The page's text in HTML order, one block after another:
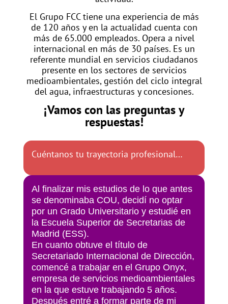
El Grupo FCC tiene una experiencia de más
de 120 años y en la actualidad cuenta con
más de 65.000 empleados. Opera a nivel
internacional en más de 30 países. Es un
referente mundial en servicios ciudadanos
presente en los sectores de servicios
medioambientales, gestión del ciclo integral
del agua, infraestructuras y concesiones.
¡Vamos con las preguntas y
respuestas!
Cuéntanos tu trayectoria profesional…
Al finalizar mis estudios de lo que antes
se denominaba COU, decidí no optar
por un Grado Universitario y estudié en
la Escuela Superior de Secretarias de
Madrid (ESS).
En cuanto obtuve el título de
Secretariado Internacional de Dirección,
comencé a trabajar en el Grupo Onyx,
empresa de servicios medioambientales
en la que estuve trabajando 5 años.
Después entré a formar parte de mi